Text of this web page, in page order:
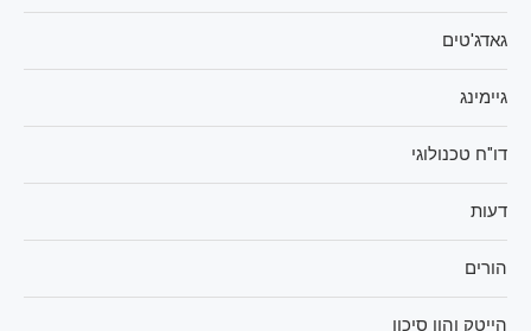
גאדג'טים
גיימינג
דו"ח טכנולוגי
דעות
הורים
הייטק והון סיכון